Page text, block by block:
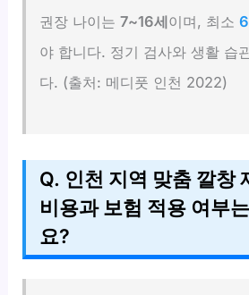
권장 나이는7~16세이며, 최소
야 합니다. 정기 검사와 생활 습
다. (출처: 메디풋 인천 2022)
Q. 인천 지역 맞춤 깔창
비용과 보험 적용 여부
요?